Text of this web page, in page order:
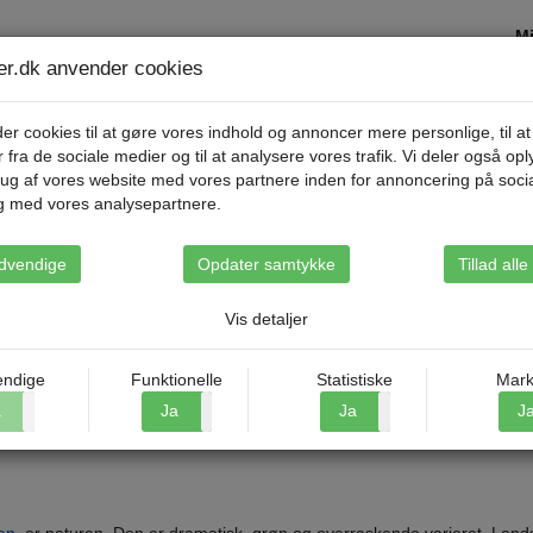
Destinationer Rejsetyper Om Riis Rejser
derfor så spændende. Her mødes øst og vest, nyt og gammelt,
til Bosnien med Riis Rejser oplever du både storslået natur,
ferie, hvor tempoet er roligt, oplevelserne er ægte, og hvor
anvender cookies
cookies til at gøre vores indhold og annoncer mere personlige, til
fra de sociale medier og til at analysere vores trafik. Vi deler også
af vores website med vores partnere inden for annoncering på
med vores analysepartnere.
Opdater samtykke Tillad alle
Vis detaljer
Funktionelle
Ja
Statistiske
Ja
Ja